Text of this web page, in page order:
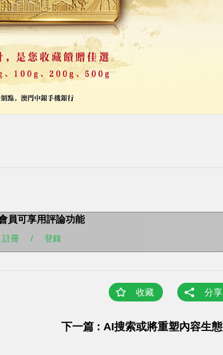
員可享用評論功能
註冊 / 登錄
收藏 分享
下一篇 : AI搜索或將重塑內容生態